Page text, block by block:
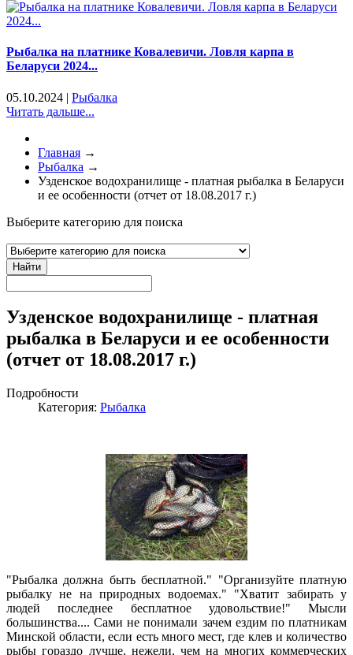
Рыбалка на платнике Ковалевичи. Ловля карпа в
Беларуси 2024...
05.10.2024 | Рыбалка
Читать дальше...
Главная →
Рыбалка →
Узденское водохранилище - платная рыбалка в Беларуси
и ее особенности (отчет от 18.08.2017 г.)
Выберите категорию для поиска
Найти
Узденское водохранилище - платная
рыбалка в Беларуси и ее особенности
(отчет от 18.08.2017 г.)
Подробности
Категория: Рыбалка
"Рыбалка должна быть бесплатной." "Организуйте платную
рыбалку не на природных водоемах." "Хватит забирать у
людей последнее бесплатное удовольствие!" Мысли
большинства.... Сами не понимали зачем ездим по платникам
Минской области, если есть много мест, где клев и количество
рыбы гораздо лучше, нежели, чем на многих коммерческих